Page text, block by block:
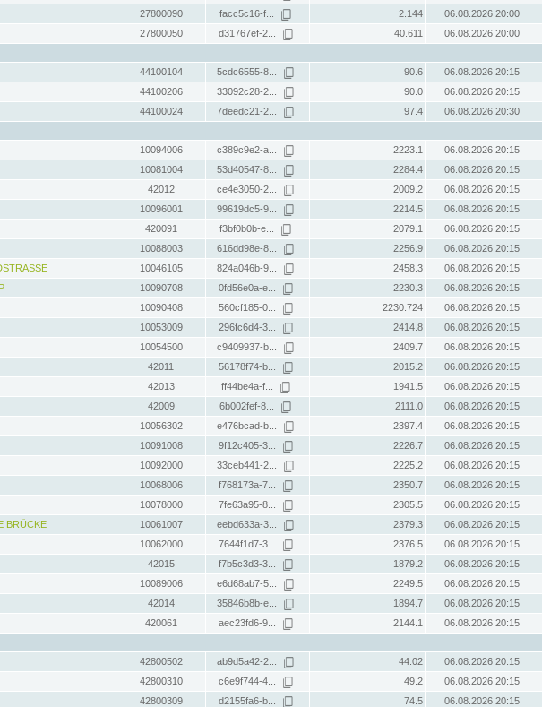
27800090 facc5c16-f... 2.144
06.08.2026 20:00
27800050 d31767ef-2... 40.611
06.08.2026 20:00
44100104 5cdc6555-8... 90.6
06.08.2026 20:15
44100206 33092c28-2... 90.0
06.08.2026 20:15
44100024 7deedc21-2... 97.4
06.08.2026 20:30
10094006 c389c9e2-a... 2223.1
06.08.2026 20:15
10081004 53d40547-8... 2284.4
06.08.2026 20:15
42012 ce4e3050-2... 2009.2
06.08.2026 20:15
10096001 99619dc5-9... 2214.5
06.08.2026 20:15
420091 f3bf0b0b-e... 2079.1
06.08.2026 20:15
10088003 616dd98e-8... 2256.9
06.08.2026 20:15
10046105 824a046b-9... 2458.3
06.08.2026 20:15
10090708 0fd56e0a-e... 2230.3
06.08.2026 20:15
10090408 560cf185-0... 2230.724
06.08.2026 20:15
10053009 296fc6d4-3... 2414.8
06.08.2026 20:15
10054500 c9409937-b... 2409.7
06.08.2026 20:15
42011 56178f74-b... 2015.2
06.08.2026 20:15
42013 ff44be4a-f... 1941.5
06.08.2026 20:15
42009 6b002fef-8... 2111.0
06.08.2026 20:15
10056302 e476bcad-b... 2397.4
06.08.2026 20:15
10091008 9f12c405-3... 2226.7
06.08.2026 20:15
10092000 33ceb441-2... 2225.2
06.08.2026 20:15
10068006 f768173a-7... 2350.7
06.08.2026 20:15
10078000 7fe63a95-8... 2305.5
06.08.2026 20:15
BRÜCKE
10061007 eebd633a-3... 2379.3
06.08.2026 20:15
10062000 7644f1d7-3... 2376.5
06.08.2026 20:15
42015 f7b5c3d3-3... 1879.2
06.08.2026 20:15
10089006 e6d68ab7-5... 2249.5
06.08.2026 20:15
42014 35846b8b-e... 1894.7
06.08.2026 20:15
420061 aec23fd6-9... 2144.1
06.08.2026 20:15
42800502 ab9d5a42-2... 44.02
06.08.2026 20:15
42800310 c6e9f744-4... 49.2
06.08.2026 20:15
42800309 d2155fa6-b... 74.5
06.08.2026 20:15